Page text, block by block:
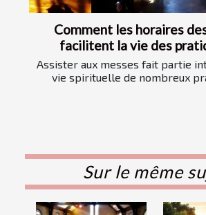
Comment les horaires
facilitent la vie des
Assister aux messes fait partie
vie spirituelle de nombreux
Sur le même